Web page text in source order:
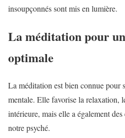
insoupçonnés sont mis en lumière.
La méditation pour
optimale
La méditation est bien connue pour
mentale. Elle favorise la relaxation,
intérieure, mais elle a également
notre psyché.